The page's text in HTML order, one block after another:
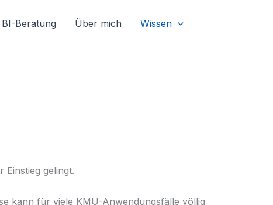
BI-Beratung Über mich Wissen
Einstieg gelingt.
kann für viele KMU-Anwendungsfälle völlig